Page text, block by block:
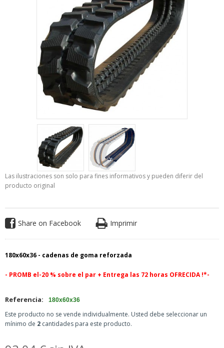
Las ilustraciones son solo para fines informativos y pueden diferir del
producto original
Share on Facebook Imprimir
180x60x36 - cadenas de goma reforzada
- PROMB el-20 % sobre el par + Entrega las 72 horas OFRECIDA !*-
Referencia: 180x60x36
Este producto no se vende individualmente. Usted debe seleccionar un
mínimo de 2cantidades para este producto.